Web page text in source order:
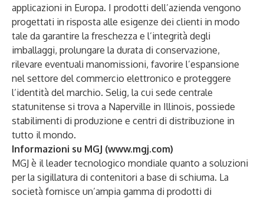
applicazioni in Europa. I prodotti dell’azienda vengono
progettati in risposta alle esigenze dei clienti in modo
tale da garantire la freschezza e l’integrità degli
imballaggi, prolungare la durata di conservazione,
rilevare eventuali manomissioni, favorire l’espansione
nel settore del commercio elettronico e proteggere
l’identità del marchio. Selig, la cui sede centrale
statunitense si trova a Naperville in Illinois, possiede
stabilimenti di produzione e centri di distribuzione in
tutto il mondo.
Informazioni su MGJ (www.mgj.com)
MGJ è il leader tecnologico mondiale quanto a soluzioni
per la sigillatura di contenitori a base di schiuma. La
società fornisce un’ampia gamma di prodotti di